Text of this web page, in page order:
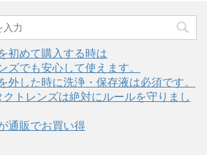
初めて購入する時は
ズでも安心して使えます。
外した時に洗浄・保存液は必須です。
トレンズは絶対にルールを守りまし
通販でお買い得